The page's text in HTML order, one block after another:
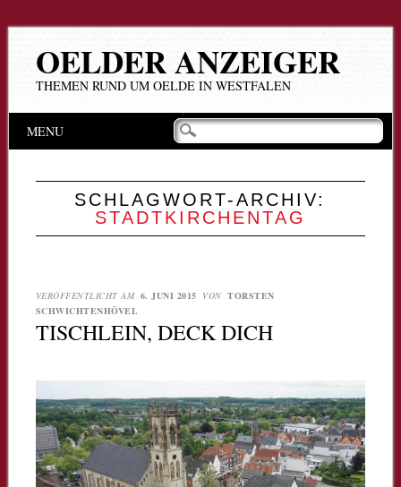
OELDER ANZEIGER
THEMEN RUND UM OELDE IN WESTFALEN
Hauptmenü
Inhalt
MENU
SCHLAGWORT-ARCHIV:
STADTKIRCHENTAG
VERÖFFENTLICHT AM 6. JUNI 2015 VON TORSTEN
SCHWICHTENHÖVEL
TISCHLEIN, DECK DICH